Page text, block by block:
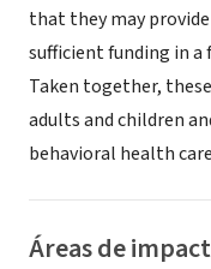
that they may
sufficient funding in
Taken together,
adults and children
behavioral health
Áreas de